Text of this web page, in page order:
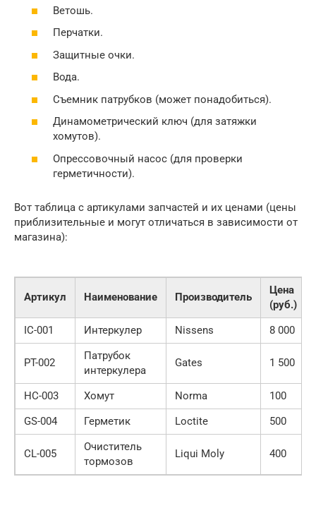
Ветошь.
Перчатки.
Защитные очки.
Вода.
Съемник патрубков (может понадобиться).
Динамометрический ключ (для затяжки
хомутов).
Опрессовочный насос (для проверки
герметичности).
Вот таблица с артикулами запчастей и их ценами (цены
приблизительные и могут отличаться в зависимости от
магазина):
Артикул Наименование Производитель
Цена
(руб.)
IC-001
Интеркулер Nissens 8 000
PT-002
Патрубок
интеркулера
Gates 1 500
HC-003 Хомут Norma
100
GS-004
Герметик Loctite 500
CL-005
Очиститель
тормозов
Liqui Moly 400